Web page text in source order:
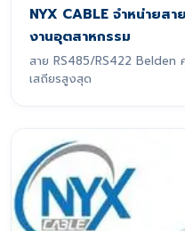
NYX CABLE จำหน่ายส
งานอุตสาหกรรม
สาย RS485/RS422 Belden
เสถียรสูงสุด